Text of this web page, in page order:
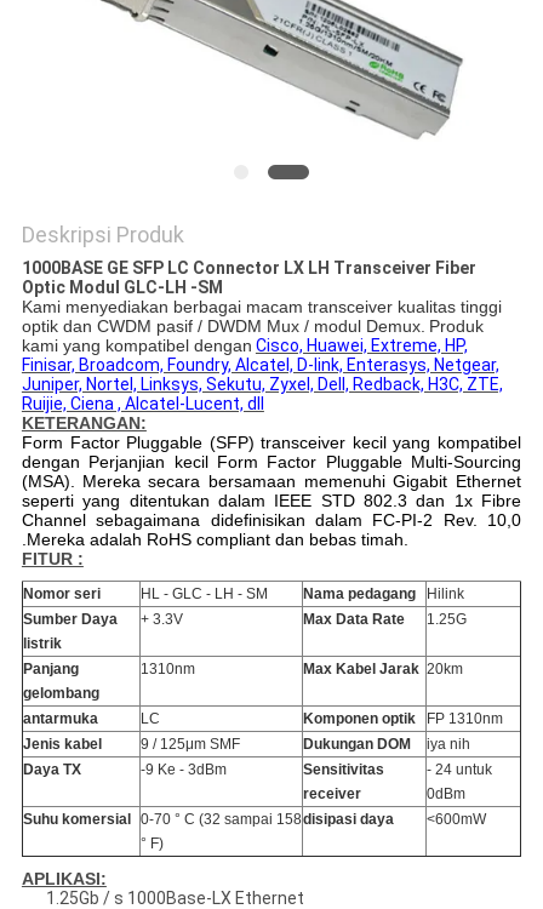
Deskripsi Produk
1000BASE GE SFP LC Connector LX LH Transceiver Fiber
Optic Modul GLC-LH -SM
Kami menyediakan berbagai macam transceiver kualitas tinggi
optik dan CWDM pasif / DWDM Mux / modul Demux. Produk
kami yang kompatibel dengan Cisco, Huawei, Extreme, HP,
Finisar, Broadcom, Foundry, Alcatel, D-link, Enterasys, Netgear,
Juniper, Nortel, Linksys, Sekutu, Zyxel, Dell, Redback, H3C, ZTE,
Ruijie, Ciena , Alcatel-Lucent, dll
KETERANGAN:
Form Factor Pluggable (SFP) transceiver kecil yang kompatibel
dengan Perjanjian kecil Form Factor Pluggable Multi-Sourcing
(MSA). Mereka secara bersamaan memenuhi Gigabit Ethernet
seperti yang ditentukan dalam IEEE STD 802.3 dan 1x Fibre
Channel sebagaimana didefinisikan dalam FC-PI-2 Rev. 10,0
.Mereka adalah RoHS compliant dan bebas timah.
FITUR :
Nomor seri HL - GLC - LH - SM Nama pedagang
Hilink
Sumber Daya
listrik
+ 3.3V Max Data Rate 1.25G
Panjang
gelombang
1310nm Max Kabel Jarak 20km
antarmuka LC Komponen optik
FP 1310nm
Jenis kabel
9 / 125μm SMF Dukungan DOM
iya nih
Daya TX
-9 Ke - 3dBm
Sensitivitas
receiver
- 24 untuk
0dBm
Suhu komersial
0-70 ° C (32 sampai 158
° F)
disipasi daya <600mW
APLIKASI:
1.25Gb / s 1000Base-LX Ethernet